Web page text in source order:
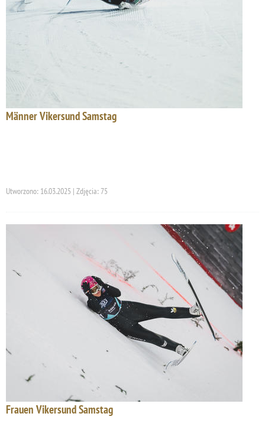
Männer Vikersund Samstag
Utworzono: 16.03.2025 | Zdjęcia: 75
Frauen Vikersund Samstag